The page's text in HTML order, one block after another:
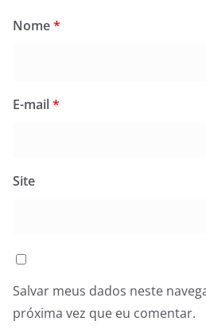
Nome*
E-mail*
Site
Salvar meus dados neste
próxima vez que eu comentar.